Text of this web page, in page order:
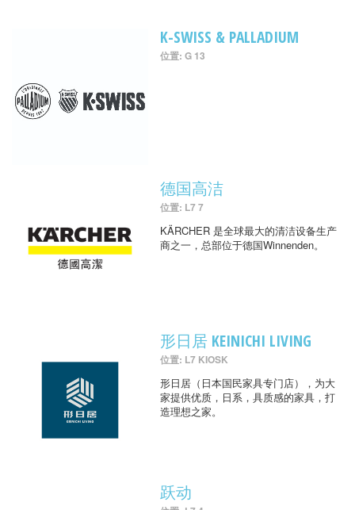
K-SWISS & PALLADIUM
位置: G 13
德国高洁
位置: L7 7
KÄRCHER 是全球最大的清洁设备生产
商之一，总部位于德国Winnenden。
形日居 KEINICHI LIVING
位置: L7 KIOSK
形日居（日本国民家具专门店），为大
家提供优质，日系，具质感的家具，打
造理想之家。
跃动